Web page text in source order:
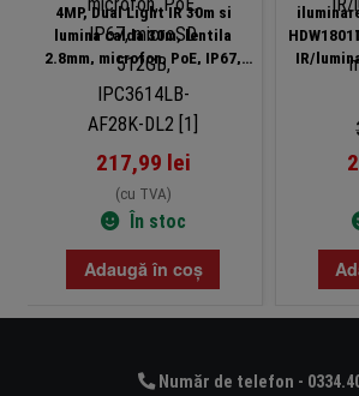
4MP, Dual Light IR 30m si
lumina calda 30m, lentila
2.8mm, microfon, PoE, IP67,
AF28K-DL2
217,99 lei
(cu TVA)
În stoc
Adaugă în coș
IR/
Număr de telefon -